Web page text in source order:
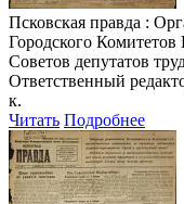
Псковская правда :
Городского
Советов депутатов
Ответственный
к.
Читать Подробнее